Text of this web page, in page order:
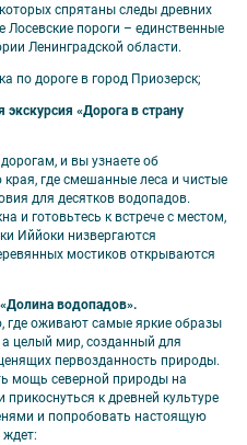
водопадов»;
билеты
— это выгодно и
– экопарк
река Иййоки,
водяная
деревня,
и хаски – горный
Валаам.
спрятаны следы древних
пороги – единственные
Ленинградской области.
по дороге в город Приозерск;
экскурсия «Дорога в страну
и вы узнаете об
края, где смешанные леса и чистые
для десятков водопадов.
и готовьтесь к встрече с местом,
Иййоки низвергаются
мостиков открываются
водопадов».
где оживают самые яркие образы
а целый мир, созданный для
первозданность природы.
мощь северной природы на
к древней культуре
и попробовать настоящую
ждет: